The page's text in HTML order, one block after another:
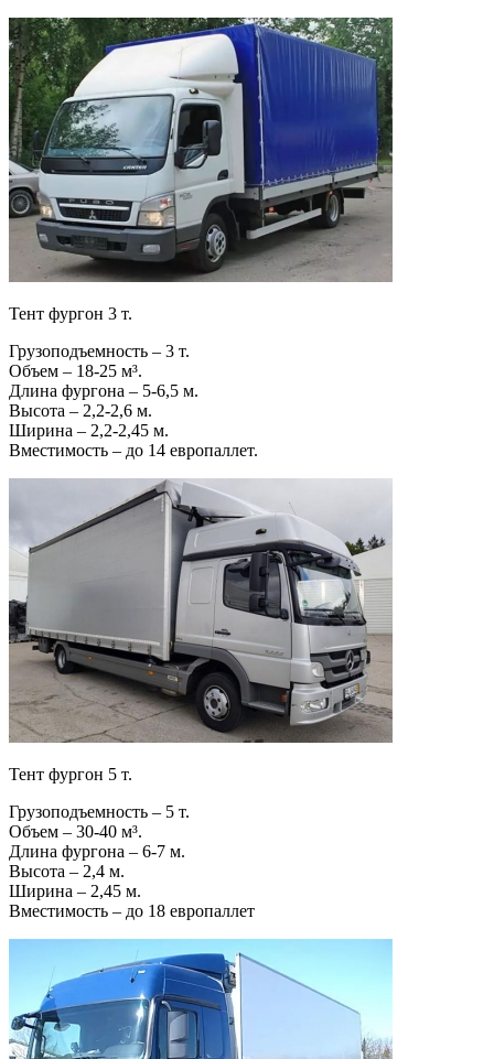
Тент фургон 3 т.
Грузоподъемность – 3 т.
Объем – 18-25 м³.
Длина фургона – 5-6,5 м.
Высота – 2,2-2,6 м.
Ширина – 2,2-2,45 м.
Вместимость – до 14 европаллет.
Тент фургон 5 т.
Грузоподъемность – 5 т.
Объем – 30-40 м³.
Длина фургона – 6-7 м.
Высота – 2,4 м.
Ширина – 2,45 м.
Вместимость – до 18 европаллет